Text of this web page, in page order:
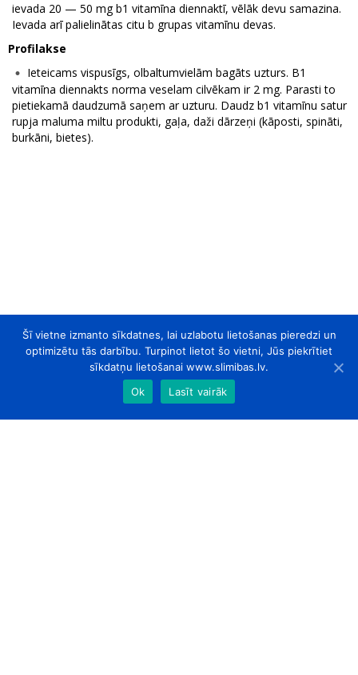
ievada 20 — 50 mg b1 vitamīna diennaktī, vēlāk devu samazina.
Ievada arī palielinātas citu b grupas vitamīnu devas.
Profilakse
Ieteicams vispusīgs, olbaltumvielām bagāts uzturs. B1
vitamīna diennakts norma veselam cilvēkam ir 2 mg. Parasti to
pietiekamā daudzumā saņem ar uzturu. Daudz b1 vitamīnu satur
rupja maluma miltu produkti, gaļa, daži dārzeņi (kāposti, spināti,
burkāni, bietes).
Šī vietne izmanto sīkdatnes, lai uzlabotu lietošanas pieredzi un
optimizētu tās darbību. Turpinot lietot šo vietni, Jūs piekrītiet
sīkdatņu lietošanai www.slimibas.lv.
Ok
Lasīt vairāk